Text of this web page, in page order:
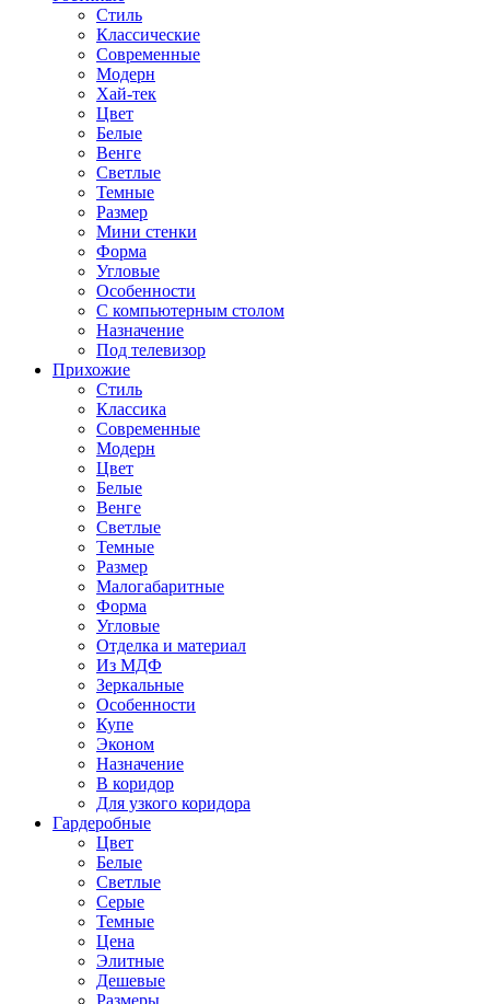
Стиль
Классические
Современные
Модерн
Хай-тек
Цвет
Белые
Венге
Светлые
Темные
Размер
Мини стенки
Форма
Угловые
Особенности
С компьютерным столом
Назначение
Под телевизор
Прихожие
Стиль
Классика
Современные
Модерн
Цвет
Белые
Венге
Светлые
Темные
Размер
Малогабаритные
Форма
Угловые
Отделка и материал
Из МДФ
Зеркальные
Особенности
Купе
Эконом
Назначение
В коридор
Для узкого коридора
Гардеробные
Цвет
Белые
Светлые
Серые
Темные
Цена
Элитные
Дешевые
Размеры